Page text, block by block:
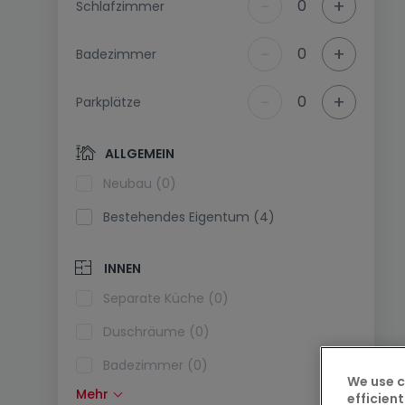
Schlafzimmer 0 +
Badezimmer 0 +
Parkplätze 0 +
ALLGEMEIN
Neubau (0)
Bestehendes Eigentum (4)
INNEN
Separate Küche (0)
Duschräume (0)
Badezimmer (0)
Einbauküche (0)
Mehr
We use